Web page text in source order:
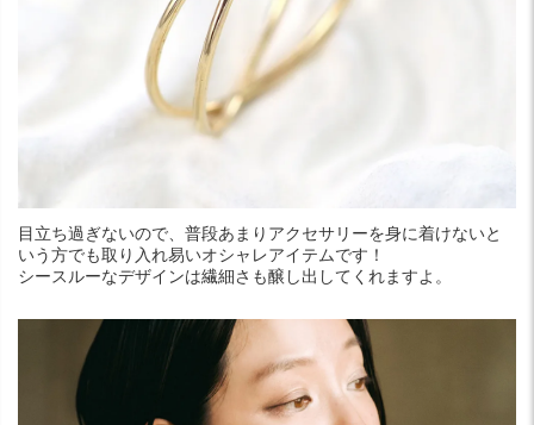
目立ち過ぎないので、普段あまりアクセサリーを身に着けないと
いう方でも取り入れ易いオシャレアイテムです！
シースルーなデザインは繊細さも醸し出してくれますよ。